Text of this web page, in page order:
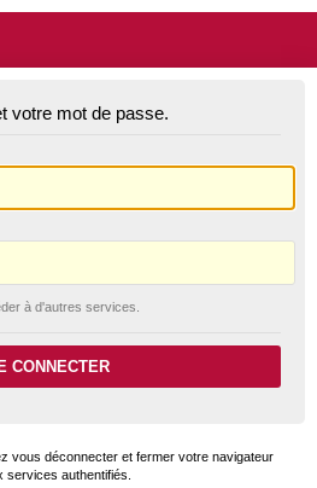
votre mot de passe.
à d'autres services.
vous déconnecter et fermer votre navigateur
authentifiés.